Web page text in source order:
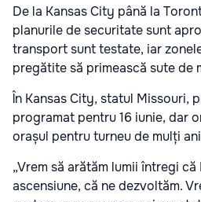
De la Kansas City până la
planurile de securitate sunt
transport sunt testate, iar
pregătite să primească sute de
În Kansas City, statul Missouri,
programat pentru 16 iunie, dar
orașul pentru turneu de mulți
„Vrem să arătăm lumii întregi
ascensiune, că ne dezvoltăm.